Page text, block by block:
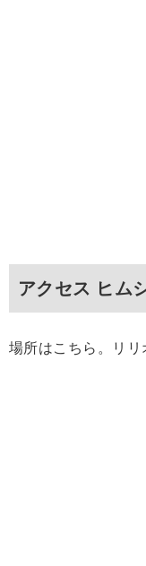
アクセス ヒム
場所はこちら。リリ